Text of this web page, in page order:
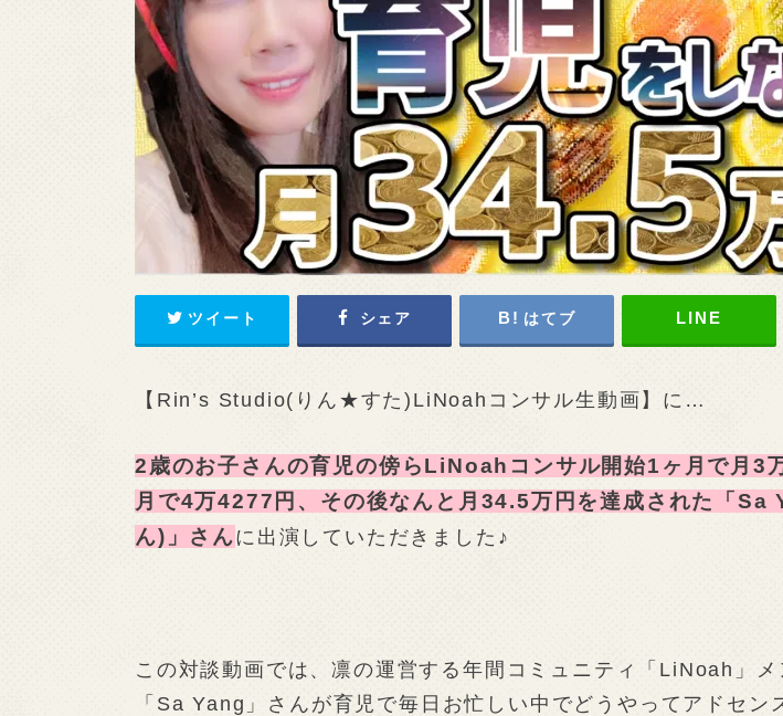
ツイート シェア はてブ
【Rin’s Studio(りん★すた)LiNoahコンサル生動画】に…
2歳のお子さんの育児の傍らLiNoahコンサル開始1ヶ月で月3
月で4万4277円、その後なんと月34.5万円を達成された「Sa
ん)」さんに出演していただきました♪
この対談動画では、凛の運営する年間コミュニティ「LiNoah」メ
「Sa Yang」さんが育児で毎日お忙しい中でどうやってアドセン